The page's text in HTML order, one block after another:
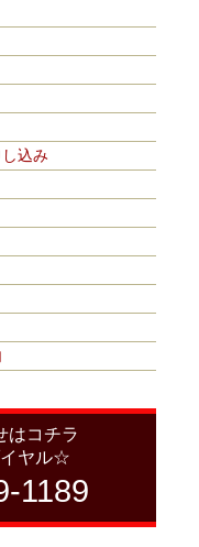
込み
はコチラ
ヤル☆
1189